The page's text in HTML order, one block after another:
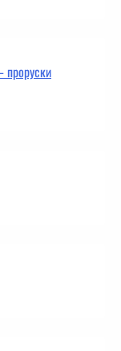
проруски